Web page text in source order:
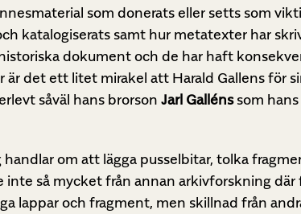
som donerats eller setts som
katalogiserats samt hur metatexter har
dokument och de har haft
är det ett litet mirakel att Harald Gallens för
såväl hans brorson Jarl Gallénssom hans
handlarom att lägga pusselbitar, tolka
inte så mycket från annan arkivforskning
lappar och fragment, men skillnad från